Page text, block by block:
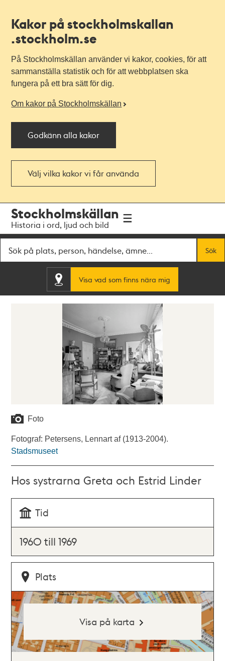
Kakor på stockholmskallan
.stockholm.se
På Stockholmskällan använder vi kakor, cookies, för att
sammanställa statistik och för att webbplatsen ska
fungera på ett bra sätt för dig.
Om kakor på Stockholmskällan
Godkänn alla kakor
Välj vilka kakor vi får använda
navigationen
huvudinnehållet
Stockholmskällan
Historia i ord, ljud och bild
Sök
Visa vad som finns nära mig
Foto
Fotograf: Petersens, Lennart af (1913-2004).
Stadsmuseet
Hos systrarna Greta och Estrid Linder
Tid
1960 till 1969
Plats
Visa på karta